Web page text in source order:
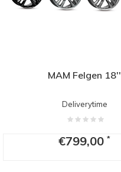
MAM Felgen 18''
Deliverytime
€799,00*